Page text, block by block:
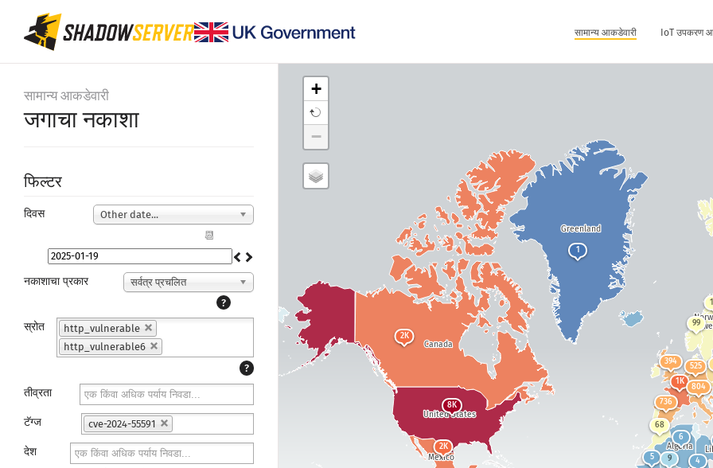
सामान्य आकडेवारी IoT उपकरण
सामान्य आकडेवारी
जगाचा नकाशा
फिल्टर
दिवस Other date...
📆
नकाशाचा प्रकार
सर्वत्र प्रचलित
?
स्रोत
http_vulnerable
http_vulnerable6
?
तीव्रता
टॅग्ज cve-2024-55591
देश Algeria
United States
Canada
Mexico
Greenland
2K
525
6
736
1K
1
804
68
9
5
2K
4
99
394
8K
+
−